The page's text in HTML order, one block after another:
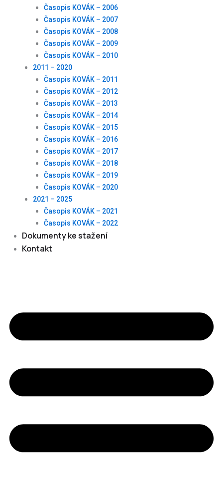
Časopis KOVÁK – 2006
Časopis KOVÁK – 2007
Časopis KOVÁK – 2008
Časopis KOVÁK – 2009
Časopis KOVÁK – 2010
2011 – 2020
Časopis KOVÁK – 2011
Časopis KOVÁK – 2012
Časopis KOVÁK – 2013
Časopis KOVÁK – 2014
Časopis KOVÁK – 2015
Časopis KOVÁK – 2016
Časopis KOVÁK – 2017
Časopis KOVÁK – 2018
Časopis KOVÁK – 2019
Časopis KOVÁK – 2020
2021 – 2025
Časopis KOVÁK – 2021
Časopis KOVÁK – 2022
Dokumenty ke stažení
Kontakt